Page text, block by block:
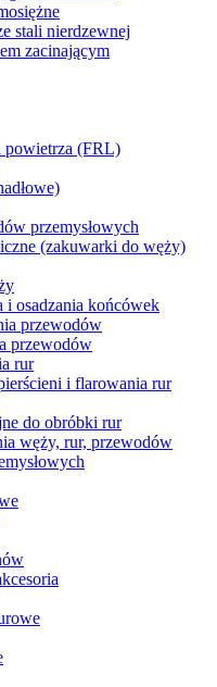
stali nierdzewnej
zacinającym
powietrza (FRL)
przemysłowych
(zakuwarki do węży)
i osadzania końcówek
przewodów
przewodów
rur
i flarowania rur
do obróbki rur
węży, rur, przewodów